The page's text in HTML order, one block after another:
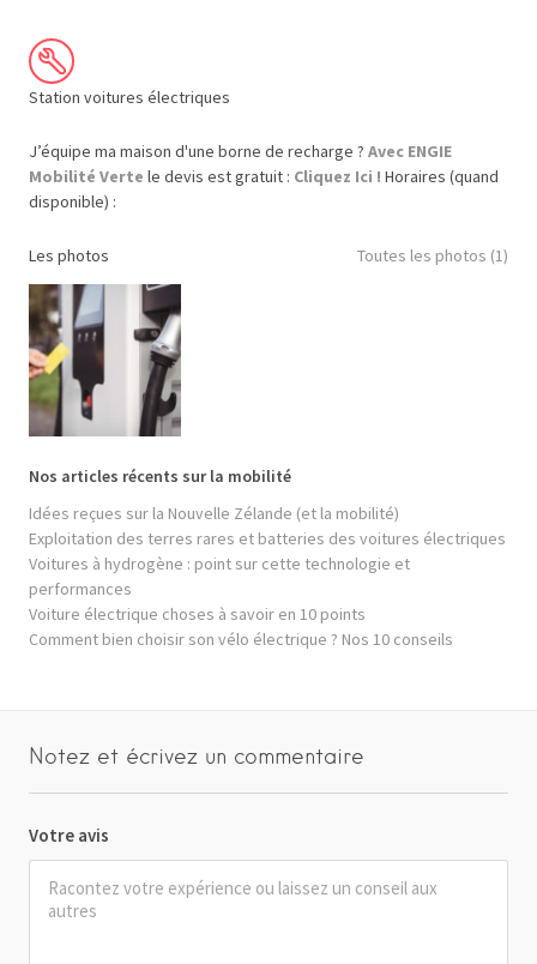
Station voitures électriques
J’équipe ma maison d'une borne de recharge ? Avec ENGIE
Mobilité Verte le devis est gratuit : Cliquez Ici ! Horaires (quand
disponible) :
Les photos Toutes les photos (1)
Nos articles récents sur la mobilité
Idées reçues sur la Nouvelle Zélande (et la mobilité)
Exploitation des terres rares et batteries des voitures électriques
Voitures à hydrogène : point sur cette technologie et
performances
Voiture électrique choses à savoir en 10 points
Comment bien choisir son vélo électrique ? Nos 10 conseils
Notez et écrivez un commentaire
Votre avis